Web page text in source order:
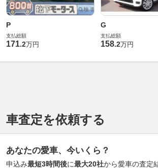
P
支払総額
171.2万円
G
支払総額
158.2万円
車査定を依頼する
あなたの愛車、今いくら？
申込み最短3時間後に最大20社から愛車の査定